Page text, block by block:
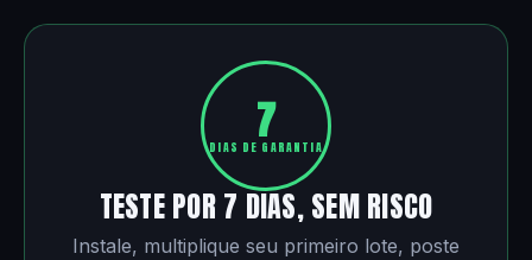
7
DIAS DE GARANTIA
TESTE POR 7 DIAS, SEM RISCO
Instale, multiplique seu primeiro lote, poste